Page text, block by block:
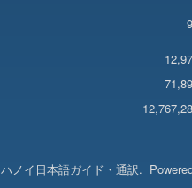
ハノイ日本語ガイド・通訳.